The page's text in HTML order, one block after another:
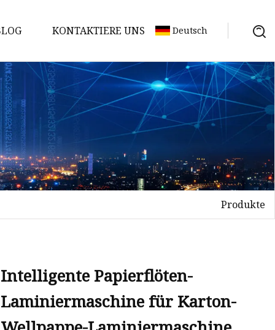
KONTAKTIERE UNS Deutsch
Produkte
Intelligente Papierflöten-
Laminiermaschine für Karton-